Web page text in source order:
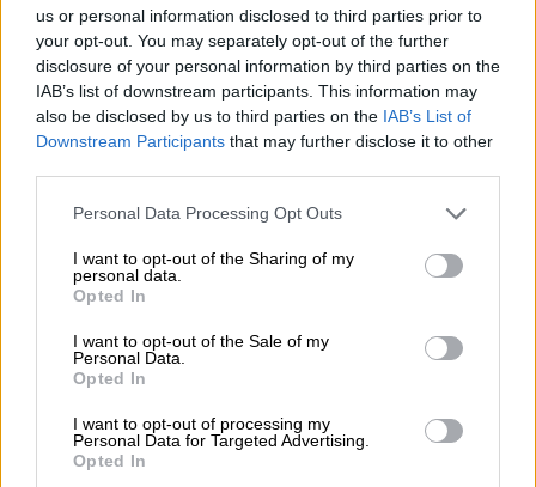
us or personal information disclosed to third parties prior to
your opt-out. You may separately opt-out of the further
disclosure of your personal information by third parties on the
IAB’s list of downstream participants. This information may
also be disclosed by us to third parties on the IAB’s List of
Downstream Participants that may further disclose it to other
Please note that this website/app uses one or more Google
not limited to your visit or usage behaviour. You may click to
grant or deny consent to Google and its third-party tags to
use your data for below specified purposes in below Google
consent section.
Personal Data Processing Opt Outs
I want to opt-out of the Sharing of my
personal data.
Opted In
I want to opt-out of the Sale of my
Personal Data.
Opted In
I want to opt-out of processing my
Personal Data for Targeted Advertising.
Opted In
Πολιτική| 07.02.2022 12:50
Γεωργιάδης: Καμία μείωση φόρου
στα καύσιμα - Δεν θα ρίξουμε την
οικονομία στα βράχια
Κλιμακώνουν τις κινητοποιήσεις οι
αγρότες: Βγαίνουν τρακτέρ σε
πολλές περιοχές
Ειδικότερα στηντροπολογία
αναφέρεται
μεταξύ άλλων: «Για τις τρεις (3) αμέσως